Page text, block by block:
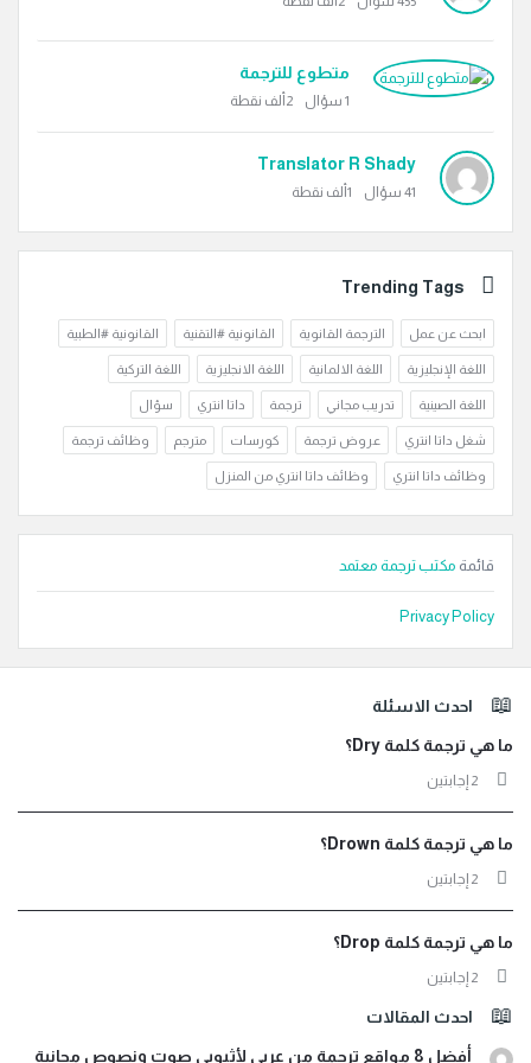
متطوع للترجمة
1 سؤال 2ألف نقطة
Translator R Shady
41 سؤال 1ألف نقطة
Trending Tags
ابحث عن عمل الترجمة القانوية القانونية #التقنية القانونية #الطبية
اللغة الإنجليزية اللغة الالمانية اللغة الانجليزية اللغة التركية
اللغة الصينية تدريب مجاني ترجمة داتا انتري سؤال
شغل داتا انتري عروض ترجمة كورسات مترجم وظائف ترجمة
وظائف داتا انتري وظائف داتا انتري من المنزل
قائمة مكتب ترجمة معتمد
Privacy Policy
الفوتراحدث الاسئلة
ما هي ترجمة كلمة Dry؟
‫2 إجابتين
ما هي ترجمة كلمة Drown؟
‫2 إجابتين
ما هي ترجمة كلمة Drop؟
‫2 إجابتين
احدث المقالات
أفضل 8 مواقع ترجمة من عربي لأثيوبي صوت ونصوص مجانية